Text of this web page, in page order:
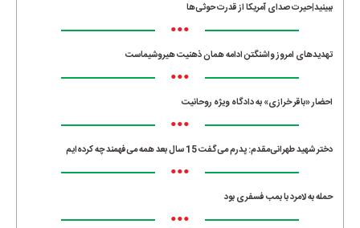
ببینید|حیرت صدای آمریکا از قدرت حوثی‌ها
•••
تهدیدهای امروز واشنگتن ادامه همان ذهنیت هیروشیماست
•••
احضار «باقر خرازی» به دادگاه ویژه روحانیت
•••
دختر شهید طهرانی‌مقدم: پدرم می‌گفت 15 سال بعد همه می‌فهمند چه کرده‌ایم
•••
حمله به لامرد با بمب فسفری بود
•••